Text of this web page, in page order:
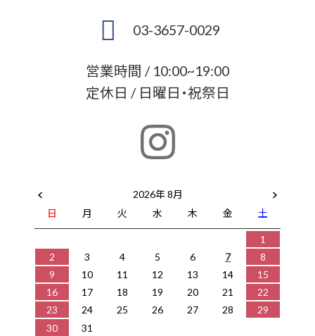
03-3657-0029
営業時間 / 10:00~19:00
定休日 / 日曜日・祝祭日
2026年 8月
日
月 火 水 木 金
土
1
2
3 4 5 6 7
8
9
10 11 12 13 14
15
16
17 18 19 20 21
22
23
24 25 26 27 28
29
30
31